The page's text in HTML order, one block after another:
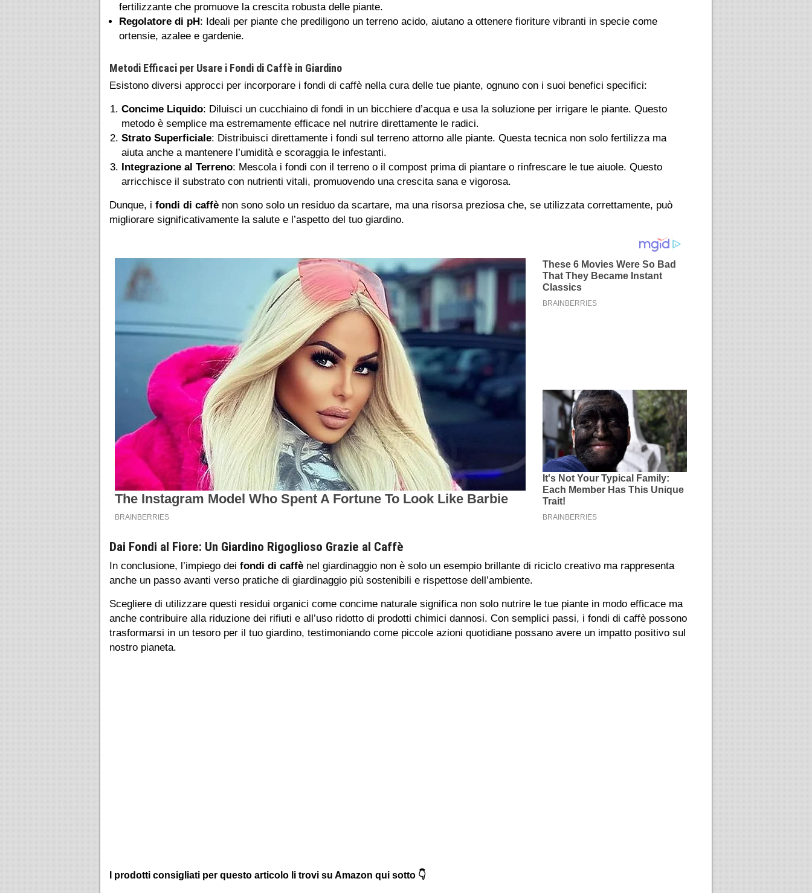
fertilizzante che promuove la crescita robusta delle piante.
Regolatore di pH: Ideali per piante che prediligono un terreno acido, aiutano a ottenere fioriture vibranti in specie come
ortensie, azalee e gardenie.
Metodi Efficaci per Usare i Fondi di Caffè in Giardino
Esistono diversi approcci per incorporare i fondi di caffè nella cura delle tue piante, ognuno con i suoi benefici specifici:
Concime Liquido: Diluisci un cucchiaino di fondi in un bicchiere d’acqua e usa la soluzione per irrigare le piante. Questo
metodo è semplice ma estremamente efficace nel nutrire direttamente le radici.
Strato Superficiale: Distribuisci direttamente i fondi sul terreno attorno alle piante. Questa tecnica non solo fertilizza ma
aiuta anche a mantenere l’umidità e scoraggia le infestanti.
Integrazione al Terreno: Mescola i fondi con il terreno o il compost prima di piantare o rinfrescare le tue aiuole. Questo
arricchisce il substrato con nutrienti vitali, promuovendo una crescita sana e vigorosa.
Dunque, i fondi di caffè non sono solo un residuo da scartare, ma una risorsa preziosa che, se utilizzata correttamente, può
migliorare significativamente la salute e l’aspetto del tuo giardino.
Dai Fondi al Fiore: Un Giardino Rigoglioso Grazie al Caffè
In conclusione, l’impiego dei fondi di caffè nel giardinaggio non è solo un esempio brillante di riciclo creativo ma rappresenta
anche un passo avanti verso pratiche di giardinaggio più sostenibili e rispettose dell’ambiente.
Scegliere di utilizzare questi residui organici come concime naturale significa non solo nutrire le tue piante in modo efficace ma
anche contribuire alla riduzione dei rifiuti e all’uso ridotto di prodotti chimici dannosi. Con semplici passi, i fondi di caffè possono
trasformarsi in un tesoro per il tuo giardino, testimoniando come piccole azioni quotidiane possano avere un impatto positivo sul
nostro pianeta.
I prodotti consigliati per questo articolo li trovi su Amazon qui sotto 👇